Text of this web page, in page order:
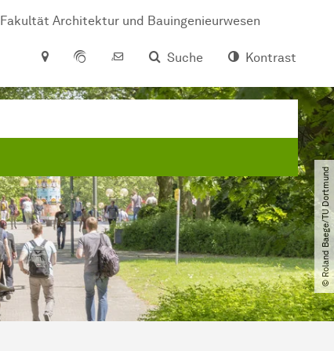
Fakultät Architektur und Bauingenieurwesen
Suche
Kontrast
© Roland Baege​/​TU Dortmund